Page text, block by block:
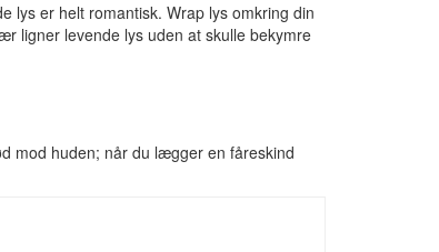
lys er helt romantisk. Wrap lys omkring din
ligner levende lys uden at skulle bekymre
mod huden; når du lægger en fåreskind